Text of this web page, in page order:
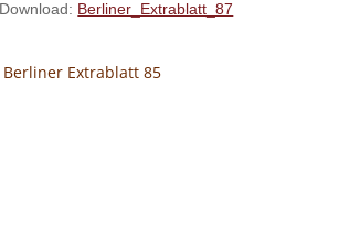
Download: Berliner_Extrablatt_87
Berliner Extrablatt 85